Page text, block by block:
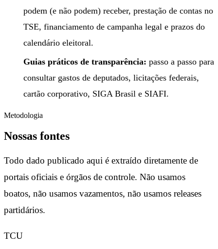
podem (e não podem) receber, prestação de contas no
TSE, financiamento de campanha legal e prazos do
calendário eleitoral.
Guias práticos de transparência: passo a passo para
consultar gastos de deputados, licitações federais,
cartão corporativo, SIGA Brasil e SIAFI.
Metodologia
Nossas fontes
Todo dado publicado aqui é extraído diretamente de
portais oficiais e órgãos de controle. Não usamos
boatos, não usamos vazamentos, não usamos releases
partidários.
TCU